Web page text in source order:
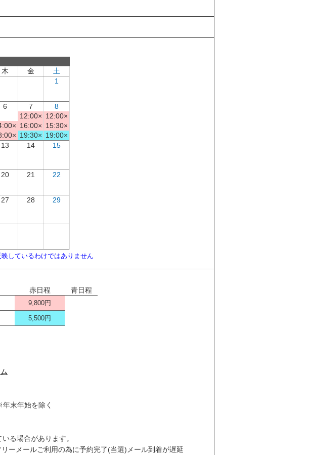
木 金
土
1
6 7 8
12:00×
16:00×
19:30×
12:00×
15:30×
19:00×
13 14
15
20 21 22
27 28 29
しているわけではありません
赤日程
青日程
9,800円
5,500円
末年始を除く
る場合があります。
ーメールご利用の為に予約完了(当選)メール到着が遅延